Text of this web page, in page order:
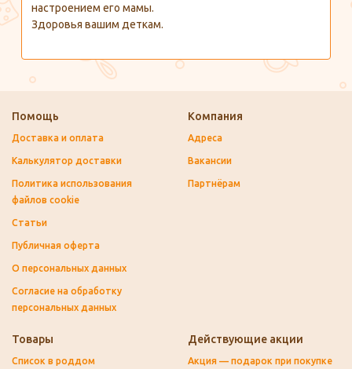
настроением его мамы.
Здоровья вашим деткам.
Помощь
Доставка и оплата
Калькулятор доставки
Политика использования
файлов cookie
Статьи
Публичная оферта
О персональных данных
Согласие на обработку
персональных данных
Компания
Адреса
Вакансии
Партнёрам
Товары
Список в роддом
Действующие акции
Акция — подарок при покупке